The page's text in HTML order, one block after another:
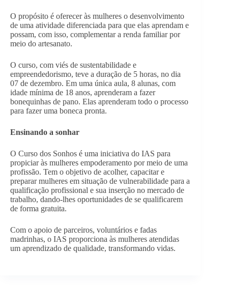
O propósito é oferecer às mulheres o desenvolvimento
de uma atividade diferenciada para que elas aprendam e
possam, com isso, complementar a renda familiar por
meio do artesanato.
O curso, com viés de sustentabilidade e
empreendedorismo, teve a duração de 5 horas, no dia
07 de dezembro. Em uma única aula, 8 alunas, com
idade mínima de 18 anos, aprenderam a fazer
bonequinhas de pano. Elas aprenderam todo o processo
para fazer uma boneca pronta.
Ensinando a sonhar
O Curso dos Sonhos é uma iniciativa do IAS para
propiciar às mulheres empoderamento por meio de uma
profissão. Tem o objetivo de acolher, capacitar e
preparar mulheres em situação de vulnerabilidade para a
qualificação profissional e sua inserção no mercado de
trabalho, dando-lhes oportunidades de se qualificarem
de forma gratuita.
Com o apoio de parceiros, voluntários e fadas
madrinhas, o IAS proporciona às mulheres atendidas
um aprendizado de qualidade, transformando vidas.